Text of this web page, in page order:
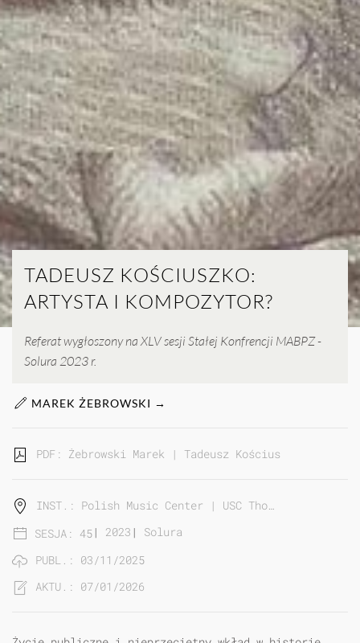
TADEUSZ KOŚCIUSZKO:
ARTYSTA I KOMPOZYTOR?
Referat wygłoszony na XLV sesji Stałej Konfrencji MABPZ -
Solura 2023 r.
MAREK ŻEBROWSKI →
PDF: Żebrowski Marek | Tadeusz Kościuszko:
INST.: Polish Music Center | USC Tho…
SESJA: 45| 2023 | Solura
PUBL.: 03/11/2025
AKTU.: 07/01/2026